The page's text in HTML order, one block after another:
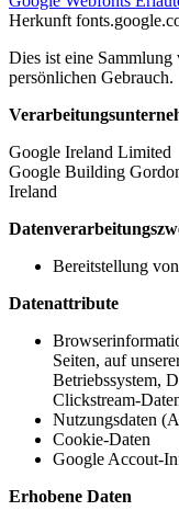
Herkunft
Dies ist eine
persönlichen Gebrauch.
Google Ireland Limited
Google Building
Ireland
Bereitstellung
Datenattribute
Seiten, auf
Betriebssystem,
Clickstream-
Nutzungsdaten
Cookie-Daten
Google Accout-
Erhobene Daten